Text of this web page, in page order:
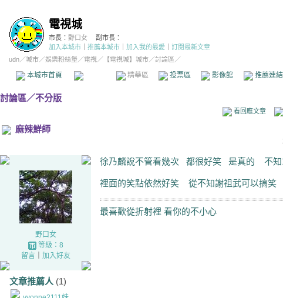
電視城
市長： 野口女
副市長：
加入本城市
推薦本城市 加入我的最愛
訂閱最新文章
udn／城市／娛樂粉絲堡 ／電視 ／ 【電視城】城市／討論區／
本城市首頁 精華區 投票區 影像館 推薦連結
討論區／不分版
看回應文章
麻辣鮮師
野口女
等級：8
留言｜ 加入好友
文章推薦人 (1)
徐乃麟說不管看幾次 都很好笑 是真的 不知
裡面的笑點依然好笑 從不知謝祖武可以搞笑
最喜歡從折射裡 看你的不小心